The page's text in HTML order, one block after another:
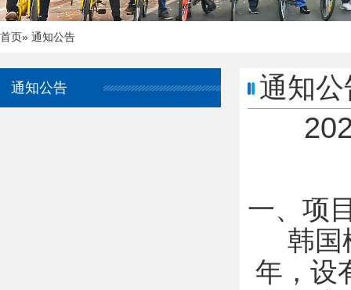
首页» 通知公告
通知公告 通知公
一、项
韩国
年，设